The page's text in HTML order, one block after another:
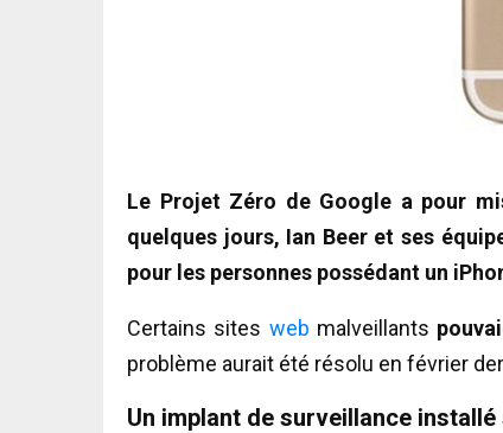
Le Projet Zéro de Google a pour
quelques jours, Ian Beer et ses
pour les personnes possédant un
Certains sites web malveillants
problème aurait été résolu en février
Un implant de surveillance installé